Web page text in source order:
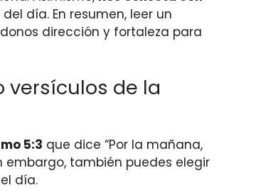
día. En resumen, leer un
dirección y fortaleza para
versículos de la
5:3 que dice “Por la mañana,
embargo, también puedes elegir
día.